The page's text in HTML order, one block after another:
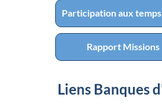
Participation aux
Rapport Missions
Liens Banques